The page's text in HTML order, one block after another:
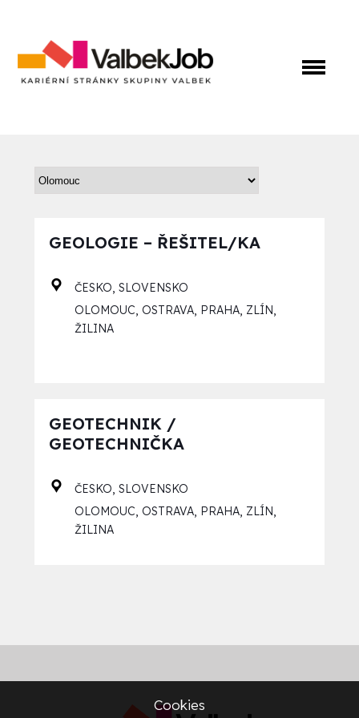
GEOLOGIE – ŘEŠITEL/KA
ČESKO,SLOVENSKO
OLOMOUC,OSTRAVA, PRAHA, ZLÍN,
ŽILINA
GEOTECHNIK /
GEOTECHNIČKA
ČESKO,SLOVENSKO
OLOMOUC,OSTRAVA, PRAHA, ZLÍN,
ŽILINA
Cookies